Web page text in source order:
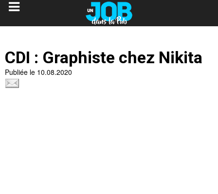
CDI : Graphiste chez Nikita
Publiée le 10.08.2020